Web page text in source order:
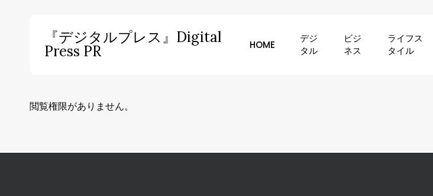
『デジタルプレス』Digital
Press PR HOME
デジ
タル
ビジ
ネス
ライフス
タイル
閲覧権限がありません。